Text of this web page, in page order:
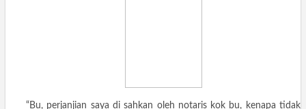
“Bu, perjanjian saya di sahkan oleh notaris kok bu, kenapa tidak